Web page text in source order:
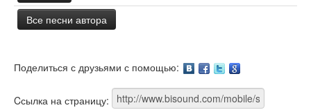
Все песни автора
Поделиться с друзьями с помощью:
Cсылка на страницу: